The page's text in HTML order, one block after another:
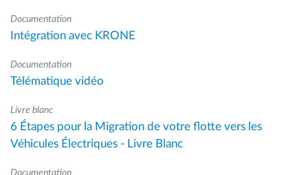
Documentation
Intégration avec KRONE
Documentation
Télématique vidéo
Livre blanc
6 Étapes pour la Migration de votre flotte vers les
Véhicules Électriques - Livre Blanc
Documentation